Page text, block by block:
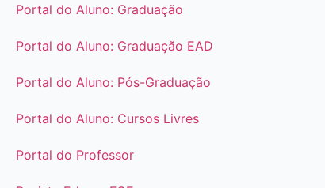
Portal do Aluno: Graduação
Portal do Aluno: Graduação EAD
Portal do Aluno: Pós-Graduação
Portal do Aluno: Cursos Livres
Portal do Professor